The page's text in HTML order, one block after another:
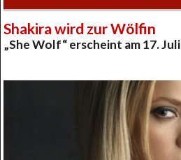
Shakira wird zur Wölfin
„She Wolf“ erscheint am 17. Juli